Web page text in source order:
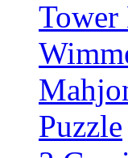
Tower
Puzzle